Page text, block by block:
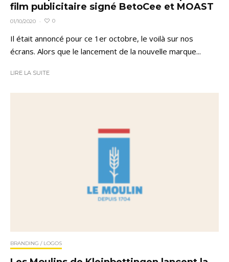
film publicitaire signé BetoCee et MOAST
01/10/2020 · 0
Il était annoncé pour ce 1er octobre, le voilà sur nos
écrans. Alors que le lancement de la nouvelle marque...
LIRE LA SUITE
BRANDING / LOGOS